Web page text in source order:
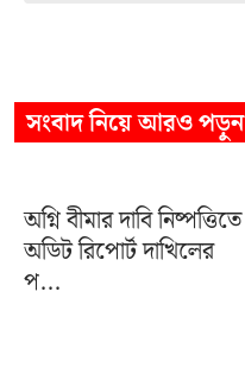
সংবাদনিয়ে আরও পড়ুন
অগ্নি বীমার দাবি নিষ্পত্তিতে
অডিট রিপোর্ট দাখিলের
প...